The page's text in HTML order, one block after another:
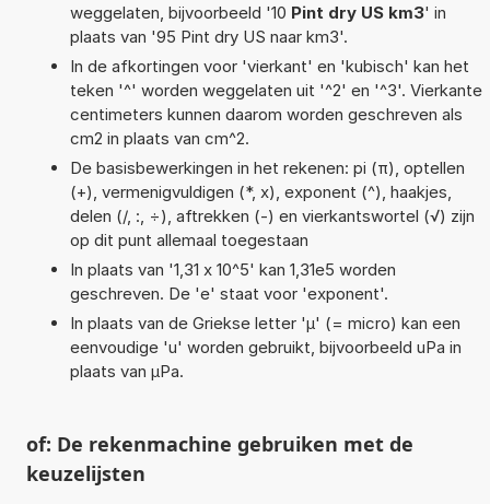
weggelaten, bijvoorbeeld '10 Pint dry US km3' in
plaats van '95 Pint dry US naar km3'.
In de afkortingen voor 'vierkant' en 'kubisch' kan het
teken '^' worden weggelaten uit '^2' en '^3'. Vierkante
centimeters kunnen daarom worden geschreven als
cm2 in plaats van cm^2.
De basisbewerkingen in het rekenen: pi (π), optellen
(+), vermenigvuldigen (*, x), exponent (^), haakjes,
delen (/, :, ÷), aftrekken (-) en vierkantswortel (√) zijn
op dit punt allemaal toegestaan
In plaats van '1,31 x 10^5' kan 1,31e5 worden
geschreven. De 'e' staat voor 'exponent'.
In plaats van de Griekse letter 'µ' (= micro) kan een
eenvoudige 'u' worden gebruikt, bijvoorbeeld uPa in
plaats van µPa.
of: De rekenmachine gebruiken met de
keuzelijsten